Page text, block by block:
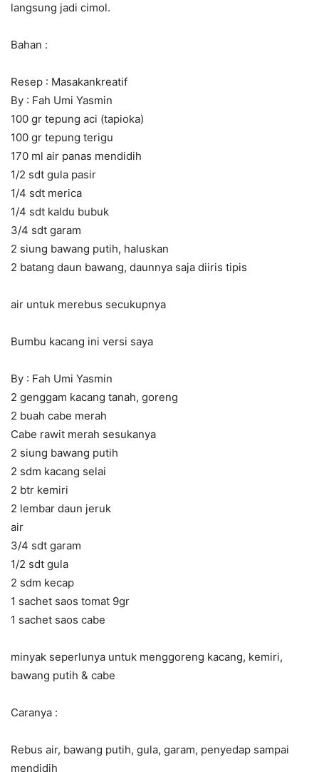
langsung jadi cimol.
Bahan :
Resep : Masakankreatif
By : Fah Umi Yasmin
100 gr tepung aci (tapioka)
100 gr tepung terigu
170 ml air panas mendidih
1/2 sdt gula pasir
1/4 sdt merica
1/4 sdt kaldu bubuk
3/4 sdt garam
2 siung bawang putih, haluskan
2 batang daun bawang, daunnya saja diiris tipis
air untuk merebus secukupnya
Bumbu kacang ini versi saya
By : Fah Umi Yasmin
2 genggam kacang tanah, goreng
2 buah cabe merah
Cabe rawit merah sesukanya
2 siung bawang putih
2 sdm kacang selai
2 btr kemiri
2 lembar daun jeruk
air
3/4 sdt garam
1/2 sdt gula
2 sdm kecap
1 sachet saos tomat 9gr
1 sachet saos cabe
minyak seperlunya untuk menggoreng kacang, kemiri,
bawang putih & cabe
Caranya :
Rebus air, bawang putih, gula, garam, penyedap sampai
mendidih